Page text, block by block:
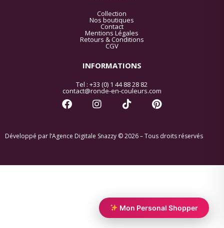
Collection
Nos boutiques
Contact
Mentions Légales
Retours & Conditions
CGV
INFORMATIONS
Tel : +33 (0) 1 44 88 28 82
contact@ronde-en-couleurs.com
Développé par l’Agence Digitale Snazzy ©2026– Tous droits réservés
Mon Personal Shopper